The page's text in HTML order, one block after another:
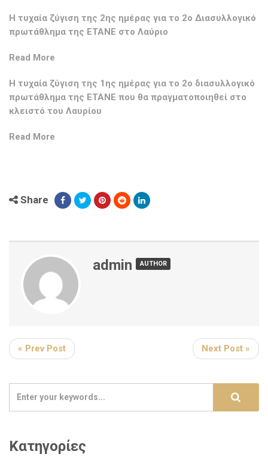
Η τυχαία ζύγιση της 2ης ημέρας για το 2ο Διασυλλογικό
πρωτάθλημα της ΕΤΑΝΕ στο Λαύριο
Read More
Η τυχαία ζύγιση της 1ης ημέρας για το 2ο διασυλλογικό
πρωτάθλημα της ΕΤΑΝΕ που θα πραγματοποιηθεί στο
κλειστό του Λαυρίου
Read More
Share
admin AUTHOR
« Prev Post Next Post »
Κατηγορίες